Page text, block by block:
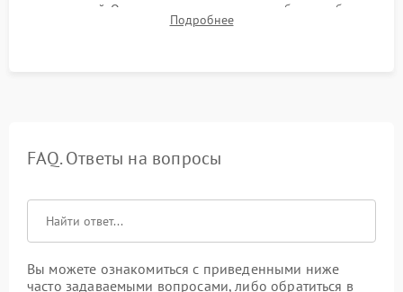
препятствий. Оценка силы всасывания и работы турбины.
Тестирование автоматического возврата на док-станцию и
Подробнее
FAQ. Ответы на вопросы
Вы можете ознакомиться с приведенными ниже
часто задаваемыми вопросами, либо обратиться в